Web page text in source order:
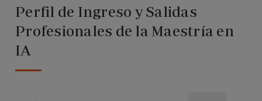
Perfil de Ingreso y Salidas
Profesionales de la Maestría en
IA